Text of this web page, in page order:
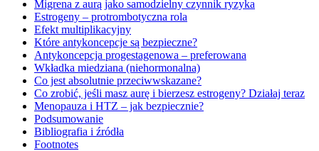
Migrena z aurą jako samodzielny czynnik ryzyka
Estrogeny – protrombotyczna rola
Efekt multiplikacyjny
Które antykoncepcje są bezpieczne?
Antykoncepcja progestagenowa – preferowana
Wkładka miedziana (niehormonalna)
Co jest absolutnie przeciwwskazane?
Co zrobić, jeśli masz aurę i bierzesz estrogeny? Działaj teraz
Menopauza i HTZ – jak bezpiecznie?
Podsumowanie
Bibliografia i źródła
Footnotes